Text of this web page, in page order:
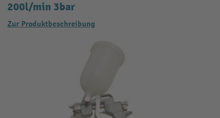
200l/min 3bar
Zur Produktbeschreibung